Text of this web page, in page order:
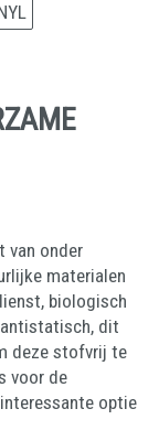
van onder
materialen
biologisch
antistatisch, dit
deze stofvrij te
voor de
optie